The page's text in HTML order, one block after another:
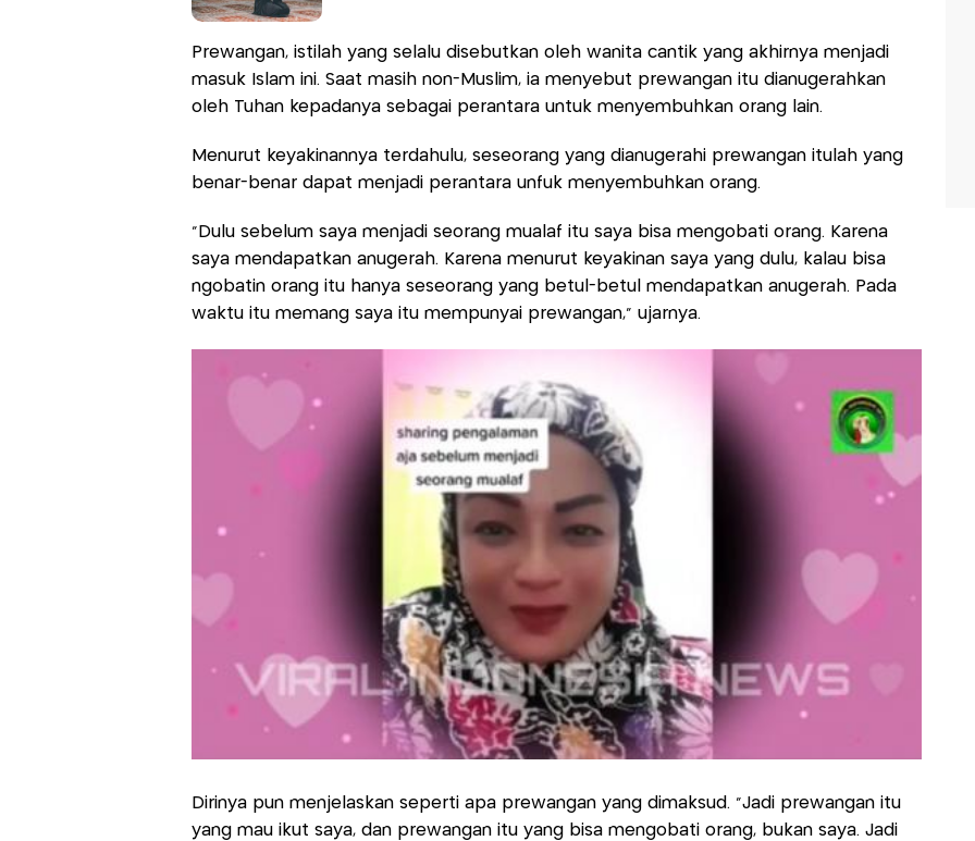
Prewangan, istilah yang selalu disebutkan oleh wanita cantik yang akhirnya menjadi
masuk Islam ini. Saat masih non-Muslim, ia menyebut prewangan itu dianugerahkan
oleh Tuhan kepadanya sebagai perantara untuk menyembuhkan orang lain.
Menurut keyakinannya terdahulu, seseorang yang dianugerahi prewangan itulah yang
benar-benar dapat menjadi perantara unfuk menyembuhkan orang.
"Dulu sebelum saya menjadi seorang mualaf itu saya bisa mengobati orang. Karena
saya mendapatkan anugerah. Karena menurut keyakinan saya yang dulu, kalau bisa
ngobatin orang itu hanya seseorang yang betul-betul mendapatkan anugerah. Pada
waktu itu memang saya itu mempunyai prewangan," ujarnya.
Dirinya pun menjelaskan seperti apa prewangan yang dimaksud. "Jadi prewangan itu
yang mau ikut saya, dan prewangan itu yang bisa mengobati orang, bukan saya. Jadi